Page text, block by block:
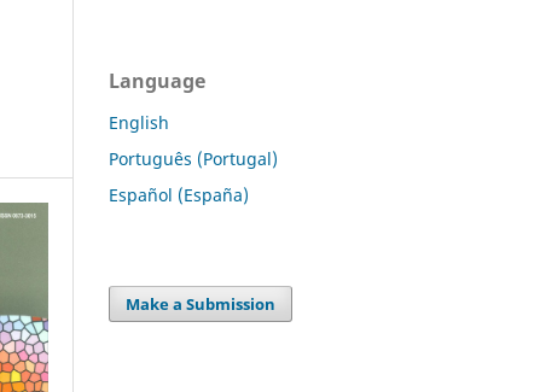
Language
English
Português (Portugal)
Español (España)
Make a Submission